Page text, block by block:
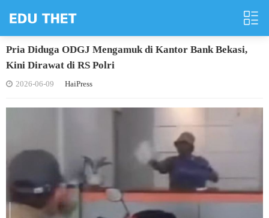
Pria Diduga ODGJ Mengamuk di Kantor Bank Bekasi,
Kini Dirawat di RS Polri
2026-06-09 HaiPress